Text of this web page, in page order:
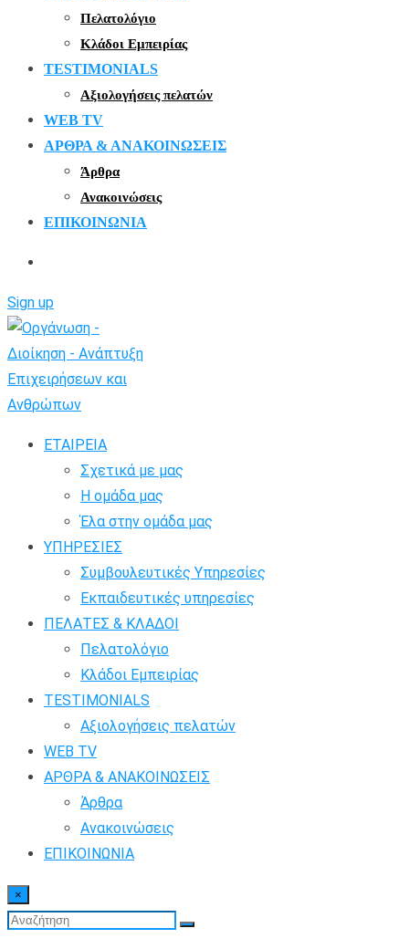
Πελατολόγιο
Κλάδοι Εμπειρίας
TESTIMONIALS
Αξιολογήσεις πελατών
WEB TV
ΑΡΘΡΑ & ΑΝΑΚΟΙΝΩΣΕΙΣ
Άρθρα
Ανακοινώσεις
ΕΠΙΚΟΙΝΩΝΙΑ
Sign up
ΕΤΑΙΡΕΙΑ
Σχετικά με μας
Η ομάδα μας
Έλα στην ομάδα μας
ΥΠΗΡΕΣΙΕΣ
Συμβουλευτικές Υπηρεσίες
Εκπαιδευτικές υπηρεσίες
ΠΕΛΑΤΕΣ & ΚΛΑΔΟΙ
Πελατολόγιο
Κλάδοι Εμπειρίας
TESTIMONIALS
Αξιολογήσεις πελατών
WEB TV
ΑΡΘΡΑ & ΑΝΑΚΟΙΝΩΣΕΙΣ
Άρθρα
Ανακοινώσεις
ΕΠΙΚΟΙΝΩΝΙΑ
×